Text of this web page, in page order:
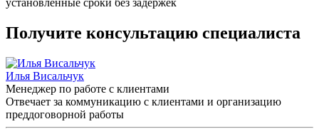
установленные сроки без задержек
Получите консультацию специалиста
Илья Висальчук
Менеджер по работе с клиентами
Отвечает за коммуникацию с клиентами и организацию
преддоговорной работы